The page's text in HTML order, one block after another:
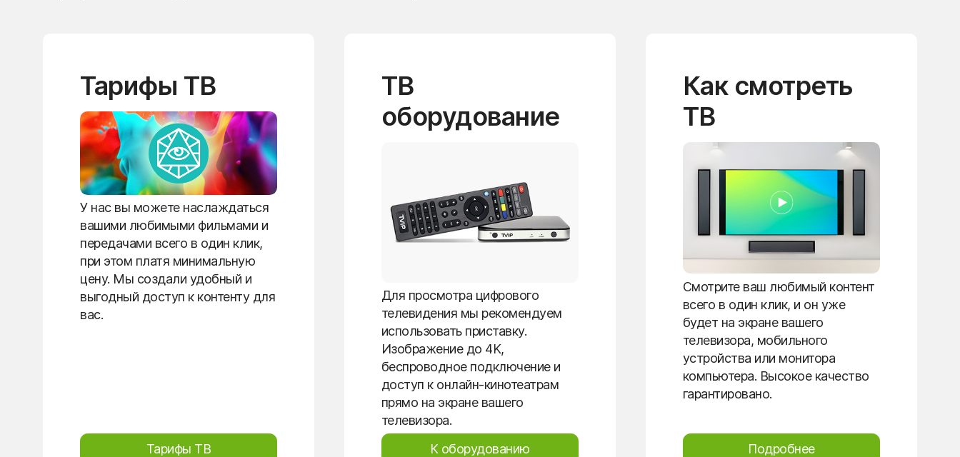
Тарифы ТВ
У нас вы можете наслаждаться
вашими любимыми фильмами и
передачами всего в один клик,
при этом платя минимальную
цену. Мы создали удобный и
выгодный доступ к контенту для
вас.
Тарифы ТВ
ТВ
оборудование
Для просмотра цифрового
телевидения мы рекомендуем
использовать приставку.
Изображение до 4K,
беспроводное подключение и
доступ к онлайн-кинотеатрам
прямо на экране вашего
телевизора.
К оборудованию
Как смотреть
ТВ
Смотрите ваш любимый контент
всего в один клик, и он уже
будет на экране вашего
телевизора, мобильного
устройства или монитора
компьютера. Высокое качество
гарантировано.
Подробнее